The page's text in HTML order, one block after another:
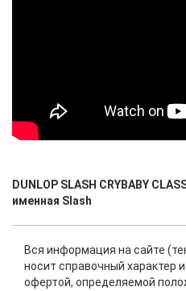
DUNLOP SLASH CRYBABY
именная Slash
Вся информация на сайте
носит справочный характер
офертой, определяемой